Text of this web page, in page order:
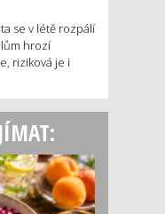
se v létě rozpálí
hrozí
riziková je i